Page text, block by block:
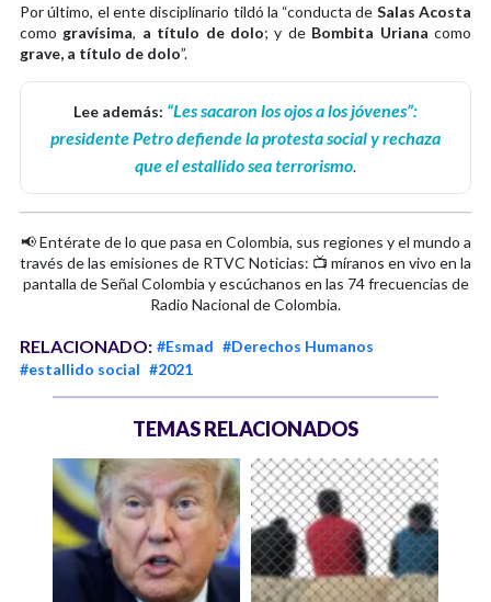
Por último, el ente disciplinario tildó la “conducta de Salas Acosta
como gravísima, a título de dolo; y de Bombita Urianacomo
grave, a título de dolo”.
Lee además: “Les sacaron los ojos a los jóvenes”:
presidente Petro defiende la protesta social y rechaza
que el estallido sea terrorismo.
📢 Entérate de lo que pasa en Colombia, sus regiones y el mundo a
través de las emisiones de RTVC Noticias: 📺 míranos en vivo en la
pantalla de Señal Colombia y escúchanos en las 74 frecuencias de
Radio Nacional de Colombia.
RELACIONADO: #Esmad #Derechos Humanos
#estallido social #2021
TEMAS RELACIONADOS